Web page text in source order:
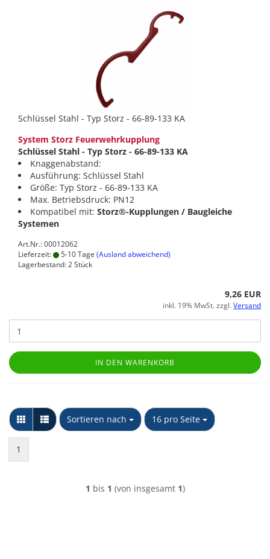
Schlüssel Stahl - Typ Storz - 66-89-133 KA
System Storz Feuerwehrkupplung
Schlüssel Stahl - Typ Storz - 66-89-133 KA
Knaggenabstand:
Ausführung: Schlüssel Stahl
Größe: Typ Storz - 66-89-133 KA
Max. Betriebsdruck: PN12
Kompatibel mit: Storz®-Kupplungen / Baugleiche
Systemen
Art.Nr.: 00012062
Lieferzeit:
5-10 Tage (Ausland abweichend)
Lagerbestand: 2 Stück
9,26 EUR
inkl. 19% MwSt. zzgl.Versand
IN DEN WARENKORB
Sortieren nach
Sortieren nach 16 pro Seite
pro Seite
1
1 bis 1 (von insgesamt 1)